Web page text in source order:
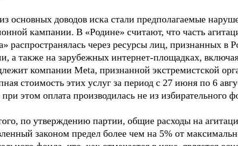
основных доводов иска стали предполагаемые
кампании. В «Родине» считают, что часть
распространялась через ресурсы лиц, признанных в
а также на зарубежных интернет-площадках,
компании Meta, признанной экстремистской
стоимость этих услуг за период с 27 июня по 6
этом оплата производилась не из избирательного
по утверждению партии, общие расходы на
законом предел более чем на 5% от